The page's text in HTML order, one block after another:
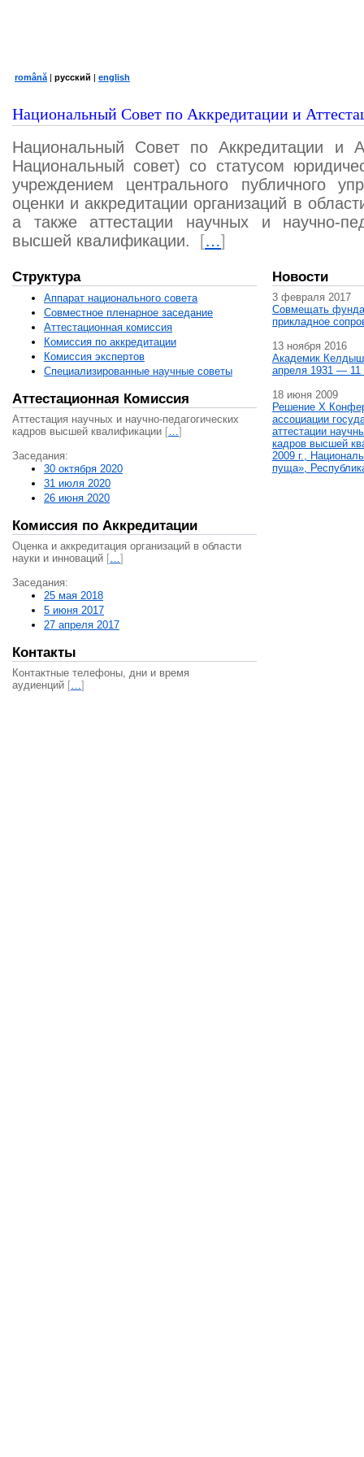
română | русский | english
Национальный Совет по Аккредитации и
Национальный Совет по Аккредитации и
Национальный совет) со статусом
учреждением центрального публичного
оценки и аккредитации организаций в
а также аттестации научных и научно-
высшей квалификации.
[…]
Структура
Аппарат национального совета
Совместное пленарное заседание
Аттестационная комисcия
Комиссия по аккредитации
Комиссия экспертов
Специализированные научные советы
Аттестационная Комиссия
Аттестация научных и научно-педагогических
кадров высшей квалификации […]
Заседания:
30 октября 2020
31 июля 2020
26 июня 2020
Комиссия по Аккредитации
Оценка и аккредитация организаций в области
науки и инноваций […]
Заседания:
25 мая 2018
5 июня 2017
27 апреля 2017
Контакты
Контактные телефоны, дни и время
аудиенций […]
Новости
3 февраля 2017
Совмещать
прикладное
13 ноября 2016
Академик
апреля 1931 — 11
18 июня 2009
Решение X
ассоциации
аттестации
кадров высшей
2009 г.,
пуща»,